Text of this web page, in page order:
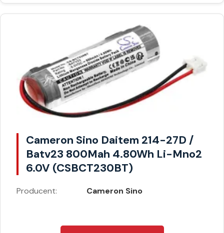
Cameron Sino Daitem 214-27D /
Batv23 800Mah 4.80Wh Li-Mno2
6.0V (CSBCT230BT)
Producent: Cameron Sino